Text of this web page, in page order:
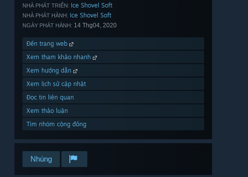
NHÀ PHÁT TRIỂN: Ice Shovel Soft
NHÀ PHÁT HÀNH: Ice Shovel Soft
NGÀY PHÁT HÀNH: 14 Thg04, 2020
Đến trang web
Xem tham khảo nhanh
Xem hướng dẫn
Xem lịch sử cập nhật
Đọc tin liên quan
Xem thảo luận
Tìm nhóm cộng đồng
Nhúng